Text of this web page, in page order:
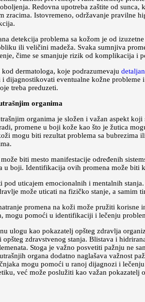
Redovna upotreba zaštite od
zracima. Istovremeno, održavanje pravilne
detekcija problema sa kožom je od
ili veličini madeža. Svaka sumnjiva
čime se smanjuje rizik od komplikacija i
dermatologa, koje podrazumevaju
i dijagnostikovati eventualne kožne
treba preduzeti.
organima
organima je složen i važan aspekt
promene u boji kože kao što je žutica
mogu biti rezultat problema sa
biti mesto manifestacije određenih
u boji. Identifikacija ovih promena može biti
pod uticajem emocionalnih i mentalnih
može uticati na fizičko stanje, a samim
promena na koži može pružiti
mogu pomoći u identifikaciji i lečenju
ulogu kao pokazatelj opšteg zdravlja
zdravstvenog stanja. Blistava i
Stoga je važno posvetiti pažnju ne
organa dodatno naglašava važnost
mogu pomoći u ranoj dijagnozi i
već može poslužiti kao važan